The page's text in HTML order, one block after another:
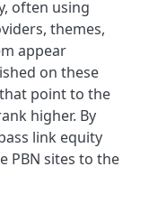
often using
themes,
appear
on these
point to the
higher. By
link equity
PBN sites to the